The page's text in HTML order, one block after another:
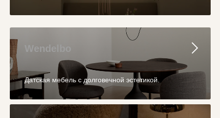
Wendelbo
Датская мебель с долговечной эстетикой.